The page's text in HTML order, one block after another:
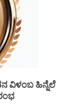
ವಿಳಂಬ ಹಿನ್ನೆಲೆ